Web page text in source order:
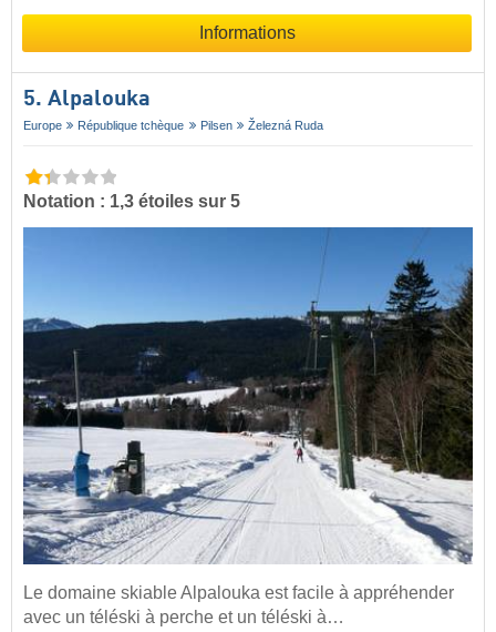
Informations
5. Alpalouka
Europe République tchèque Pilsen Železná Ruda
Notation : 1,3 étoiles sur 5
Le domaine skiable Alpalouka est facile à appréhender
avec un téléski à perche et un téléski à…